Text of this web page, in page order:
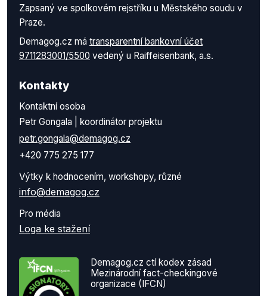
Zapsaný ve spolkovém rejstříku u Městského soudu v
Praze.
Demagog.cz má transparentní bankovní účet
9711283001/5500 vedený u Raiffeisenbank, a.s.
Kontakty
Kontaktní osoba
Petr Gongala | koordinátor projektu
petr.gongala@demagog.cz
+420 775 275 177
Výtky k hodnocením, workshopy, různé
info@demagog.cz
Pro média
Loga ke stažení
Demagog.cz ctí kodex zásad
Mezinárodní fact-checkingové
organizace (IFCN)